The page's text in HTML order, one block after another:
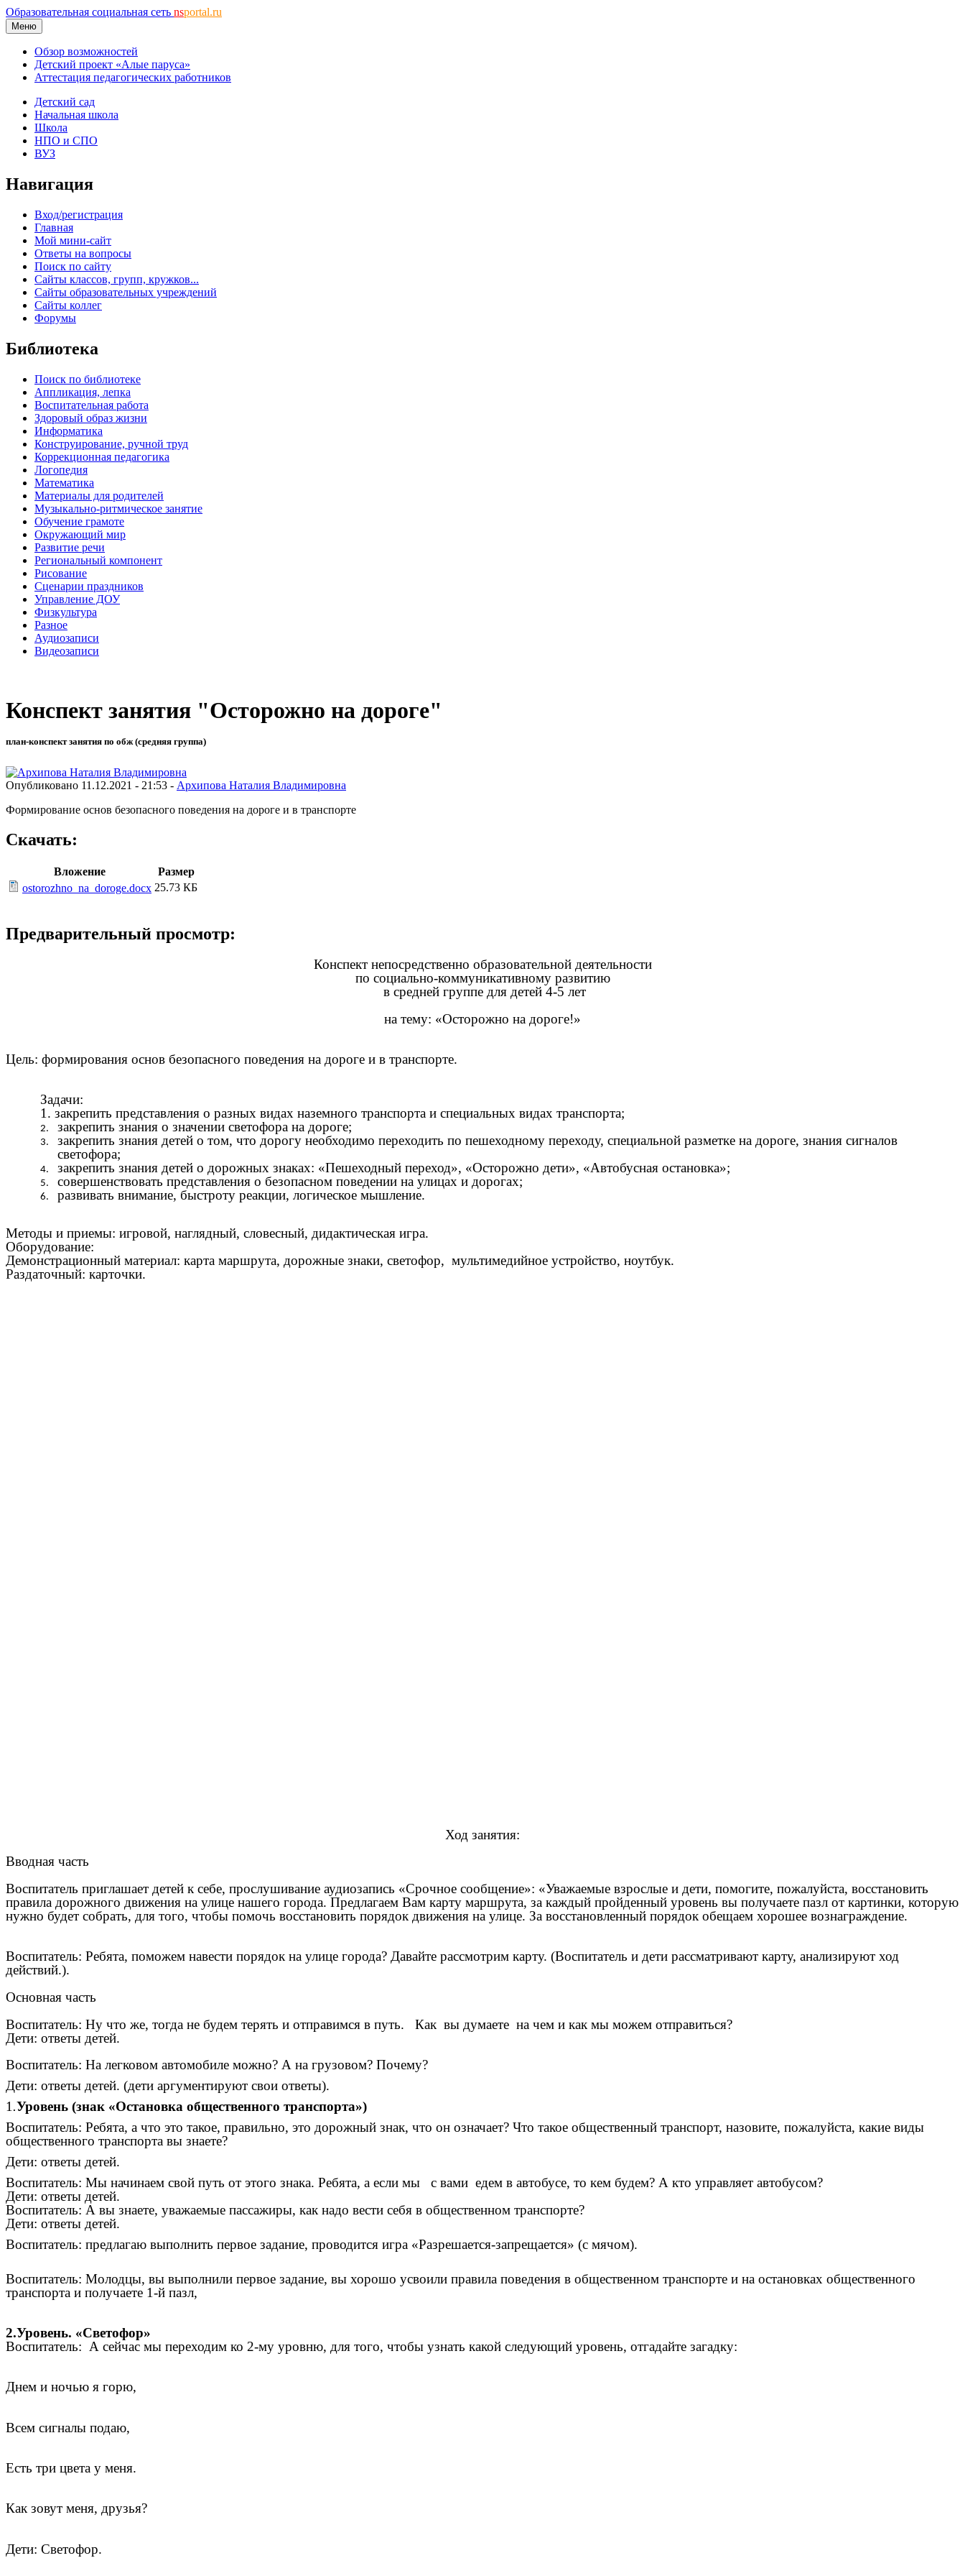
Образовательная социальная сеть nsportal.ru
Меню
Обзор возможностей
Детский проект «Алые паруса»
Аттестация педагогических работников
Детский сад
Начальная школа
Школа
НПО и СПО
ВУЗ
Навигация
Вход/регистрация
Главная
Мой мини-сайт
Ответы на вопросы
Поиск по сайту
Сайты классов, групп, кружков...
Сайты образовательных учреждений
Сайты коллег
Форумы
Библиотека
Поиск по библиотеке
Аппликация, лепка
Воспитательная работа
Здоровый образ жизни
Информатика
Конструирование, ручной труд
Коррекционная педагогика
Логопедия
Математика
Материалы для родителей
Музыкально-ритмическое занятие
Обучение грамоте
Окружающий мир
Развитие речи
Региональный компонент
Рисование
Сценарии праздников
Управление ДОУ
Физкультура
Разное
Аудиозаписи
Видеозаписи
Конспект занятия "Осторожно на дороге"
план-конспект занятия по обж (средняя группа)
Опубликовано 11.12.2021 - 21:53 - Архипова Наталия Владимировна
Формирование основ безопасного поведения на дороге и в транспорте
Скачать:
Вложение
Размер
ostorozhno_na_doroge.docx 25.73 КБ
Предварительный просмотр:
Конспект непосредственно образовательной деятельности
по социально-коммуникативному развитию
в средней группе для детей 4-5 лет
на тему: «Осторожно на дороге!»
Цель: формирования основ безопасного поведения на дороге и в транспорте.
Задачи:
1. закрепить представления о разных видах наземного транспорта и специальных видах транспорта;
закрепить знания о значении светофора на дороге;
закрепить знания детей о том, что дорогу необходимо переходить по пешеходному переходу, специальной разметке на дороге, знания сигналов
светофора;
закрепить знания детей о дорожных знаках: «Пешеходный переход», «Осторожно дети», «Автобусная остановка»;
совершенствовать представления о безопасном поведении на улицах и дорогах;
развивать внимание, быстроту реакции, логическое мышление.
Методы и приемы: игровой, наглядный, словесный, дидактическая игра.
Оборудование:
Демонстрационный материал: карта маршрута, дорожные знаки, светофор, мультимедийное устройство, ноутбук.
Раздаточный: карточки.
Ход занятия:
Вводная часть
Воспитатель приглашает детей к себе, прослушивание аудиозапись «Срочное сообщение»: «Уважаемые взрослые и дети, помогите, пожалуйста, восстановить
правила дорожного движения на улице нашего города. Предлагаем Вам карту маршрута, за каждый пройденный уровень вы получаете пазл от картинки, которую
нужно будет собрать, для того, чтобы помочь восстановить порядок движения на улице. За восстановленный порядок обещаем хорошее вознаграждение.
Воспитатель: Ребята, поможем навести порядок на улице города? Давайте рассмотрим карту. (Воспитатель и дети рассматривают карту, анализируют ход
действий.).
Основная часть
Воспитатель: Ну что же, тогда не будем терять и отправимся в путь. Как вы думаете на чем и как мы можем отправиться?
Дети: ответы детей.
Воспитатель: На легковом автомобиле можно? А на грузовом? Почему?
Дети: ответы детей. (дети аргументируют свои ответы).
1 .Уровень (знак «Остановка общественного транспорта»)
Воспитатель: Ребята, а что это такое, правильно, это дорожный знак, что он означает? Что такое общественный транспорт, назовите, пожалуйста, какие виды
общественного транспорта вы знаете?
Дети: ответы детей.
Воспитатель: Мы начинаем свой путь от этого знака. Ребята, а если мы с вами едем в автобусе, то кем будем? А кто управляет автобусом?
Дети: ответы детей.
Воспитатель: А вы знаете, уважаемые пассажиры, как надо вести себя в общественном транспорте?
Дети: ответы детей.
Воспитатель: предлагаю выполнить первое задание, проводится игра «Разрешается-запрещается» (с мячом).
Воспитатель: Молодцы, вы выполнили первое задание, вы хорошо усвоили правила поведения в общественном транспорте и на остановках общественного
транспорта и получаете 1-й пазл,
2.Уровень. «Светофор»
Воспитатель: А сейчас мы переходим ко 2-му уровню, для того, чтобы узнать какой следующий уровень, отгадайте загадку:
Днем и ночью я горю,
Всем сигналы подаю,
Есть три цвета у меня.
Как зовут меня, друзья?
Дети: Светофор.